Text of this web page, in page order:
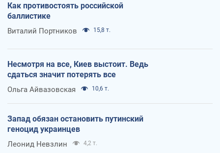
Как противостоять российской
баллистике
Виталий Портников 15,8 т.
Несмотря на все, Киев выстоит. Ведь
сдаться значит потерять все
Ольга Айвазовская 10,6 т.
Запад обязан остановить путинский
геноцид украинцев
Леонид Невзлин 4,2 т.